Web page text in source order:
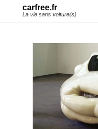
carfree.fr
La vie sans voiture(s)